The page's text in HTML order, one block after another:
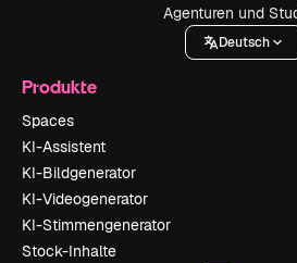
Agenturen und
Deutsch
Produkte
Spaces
KI-Assistent
KI-Bildgenerator
KI-Videogenerator
KI-Stimmengenerator
Stock-Inhalte